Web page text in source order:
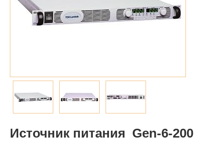
Источник питания Gen-6-200